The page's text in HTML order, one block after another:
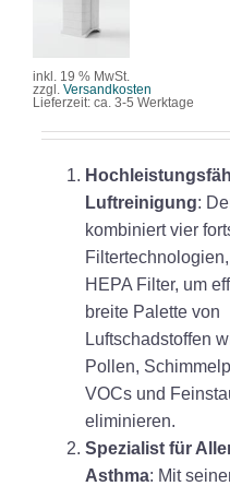
inkl. 19 % MwSt.
zzgl. Versandkosten
Lieferzeit: ca. 3-5 Werktage
Luftreinigung:
kombiniert vier
HEPA Filter, um
breite Palette von
Luftschadstoffen
Pollen,
VOCs und
eliminieren.
Spezialist für
Asthma: Mit